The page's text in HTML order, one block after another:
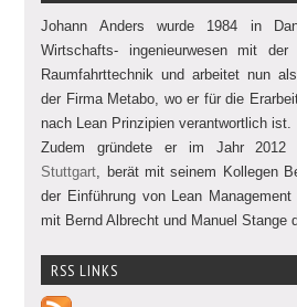
Johann Anders wurde 1984 in
Wirtschafts- ingenieurwesen mit
Raumfahrttechnik und arbeitet nun
der Firma Metabo, wo er für die
nach Lean Prinzipien verantwortlich ist.
Zudem gründete er im Jahr 2012
Stuttgart , berät mit seinem Kollegen
der Einführung von Lean
mit Bernd Albrecht und Manuel Stange
RSS LINKS